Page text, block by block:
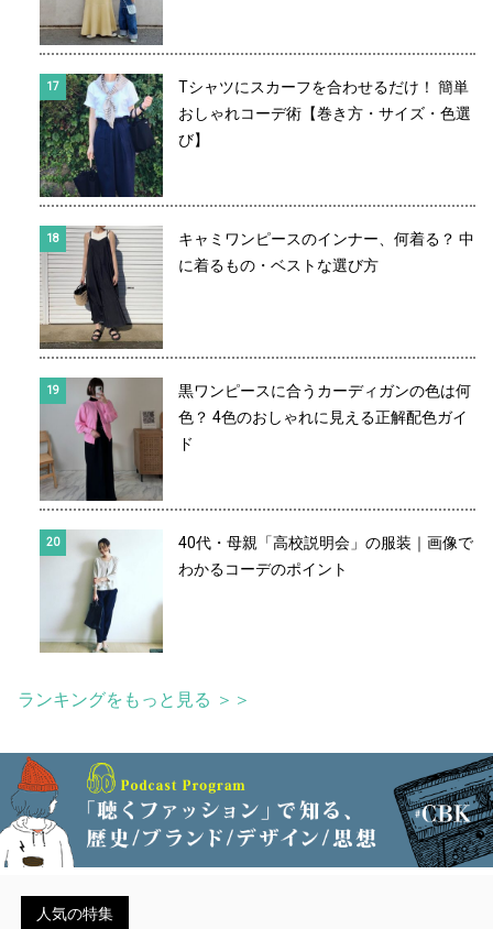
Tシャツにスカーフを合わせるだけ！ 簡単
おしゃれコーデ術【巻き方・サイズ・色選
び】
キャミワンピースのインナー、何着る？ 中
に着るもの・ベストな選び方
黒ワンピースに合うカーディガンの色は何
色？ 4色のおしゃれに見える正解配色ガイ
ド
40代・母親「高校説明会」の服装｜画像で
わかるコーデのポイント
ランキングをもっと見る ＞＞
人気の特集